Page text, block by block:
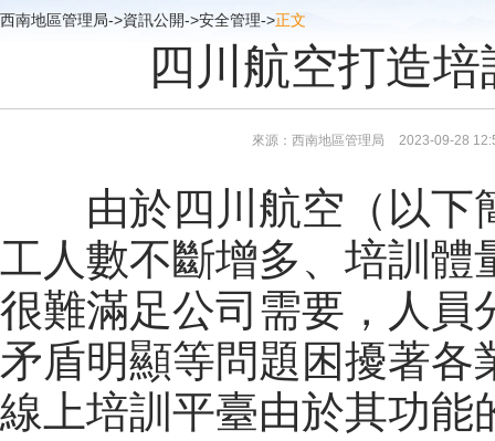
西南地區管理局->資訊公開->安全管理->正文
四川航空打造
來源：西南地區管理局 2023-09-28
由於四 川航空（ 以下
工人數不斷增多、培訓體
很難滿足公司需要，人員
矛盾明顯等問題困擾著
線上培訓平臺由於其功能
按
Alt
键